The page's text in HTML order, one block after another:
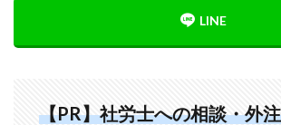
【PR】社労士への相談・外